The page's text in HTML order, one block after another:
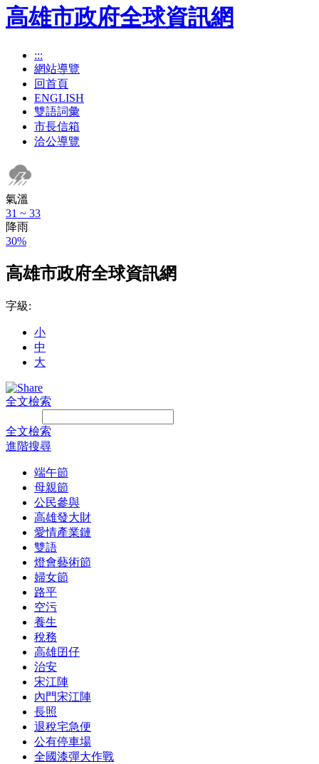
高雄市政府全球資訊網
:::
網站導覽
回首頁
ENGLISH
雙語詞彙
市長信箱
洽公導覽
氣溫
31 ~ 33
降雨
30%
高雄市政府全球資訊網
字級:
小
中
大
全文檢索
全文檢索
進階搜尋
端午節
母親節
公民參與
高雄發大財
愛情產業鏈
雙語
燈會藝術節
婦女節
路平
空污
養生
稅務
高雄囝仔
治安
宋江陣
內門宋江陣
長照
退稅宅急便
公有停車場
全國漆彈大作戰